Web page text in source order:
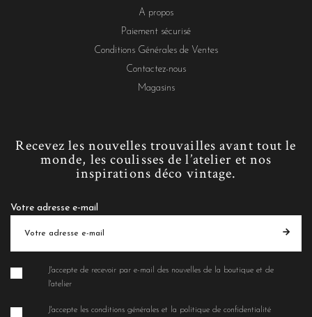
A propos
Paiement sécurisé
Conditions Générales de Ventes
Contactez-nous
Magasins
Recevez les nouvelles trouvailles avant tout le
monde, les coulisses de l’atelier et nos
inspirations déco vintage.
Votre adresse e-mail
J'accepte de recevoir par e-mail des nouvelles de la boutique et de
l'atelier
J'accepte les conditions générales et la politique de confidentialité